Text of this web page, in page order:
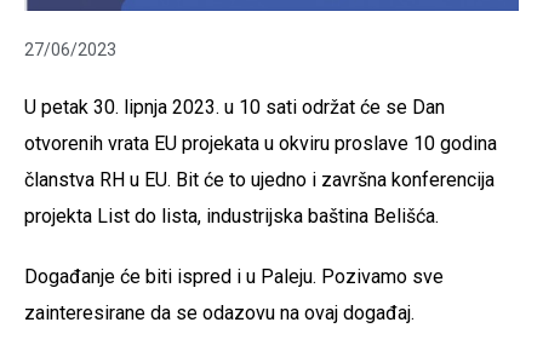
27/06/2023
U petak 30. lipnja 2023. u 10 sati održat će se Dan
otvorenih vrata EU projekata u okviru proslave 10 godina
članstva RH u EU. Bit će to ujedno i završna konferencija
projekta List do lista, industrijska baština Belišća.
Događanje će biti ispred i u Paleju. Pozivamo sve
zainteresirane da se odazovu na ovaj događaj.